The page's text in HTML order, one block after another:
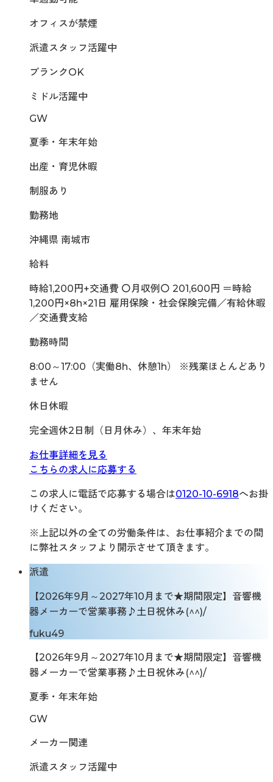
オフィスが禁煙
派遣スタッフ活躍中
ブランクOK
ミドル活躍中
GW
夏季・年末年始
出産・育児休暇
制服あり
勤務地
沖縄県 南城市
給料
時給1,200円+交通費 〇月収例〇 201,600円 ＝時給
1,200円×8h×21日 雇用保険・社会保険完備／有給休暇
／交通費支給
勤務時間
8:00～17:00（実働8h、休憩1h） ※残業ほとんどあり
ません
休日休暇
完全週休2日制（日月休み）、年末年始
お仕事詳細を見る
こちらの求人に応募する
この求人に電話で応募する場合は0120-10-6918へお掛
けください。
※上記以外の全ての労働条件は、お仕事紹介までの間
に弊社スタッフより開示させて頂きます。
派遣
【2026年9月～2027年10月まで★期間限定】音響機
器メーカーで営業事務♪土日祝休み(^^)/
fuku49
【2026年9月～2027年10月まで★期間限定】音響機
器メーカーで営業事務♪土日祝休み(^^)/
夏季・年末年始
GW
メーカー関連
派遣スタッフ活躍中